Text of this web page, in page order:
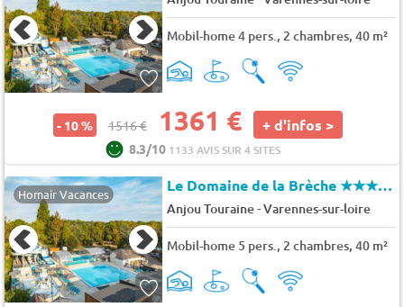
Mobil-home 4 pers., 2 chambres, 40 m²
- 10 % 1516 € 1361 € + d'infos >
8.3/10 1133 AVIS SUR 4 SITES
Homair Vacances Le Domaine de la Brèche★★★★★
Anjou Touraine-Varennes-sur-loire
Mobil-home 5 pers., 2 chambres, 40 m²